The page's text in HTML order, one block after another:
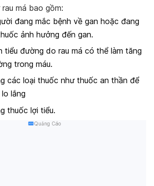
má bao gồm:
đang mắc bệnh về gan hoặc đang
ảnh hưởng đến gan.
tiểu đường do rau má có thể làm tăng
trong máu.
các loại thuốc như thuốc an thần để
lắng
thuốc lợi tiểu.
Quảng Cáo